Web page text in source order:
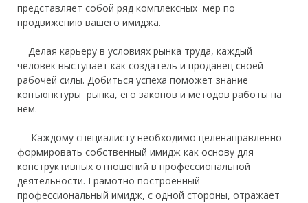
представляет собой ряд комплексных мер по
продвижению вашего имиджа.
Делая карьеру в условиях рынка труда, каждый
человек выступает как создатель и продавец своей
рабочей силы. Добиться успеха поможет знание
конъюнктуры рынка, его законов и методов работы на
нем.
Каждому специалисту необходимо целенаправленно
формировать собственный имидж как основу для
конструктивных отношений в профессиональной
деятельности. Грамотно построенный
профессиональный имидж, с одной стороны, отражает